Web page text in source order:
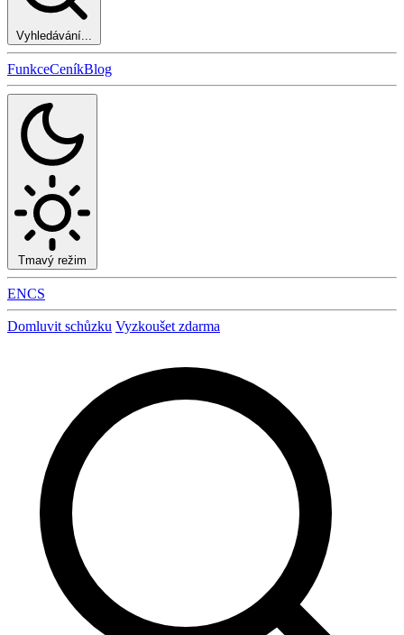
Vyhledávání...
FunkceCeníkBlog
Tmavý režim
ENCS
Domluvit schůzku Vyzkoušet zdarma